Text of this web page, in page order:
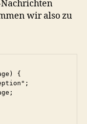
wir also zu
{